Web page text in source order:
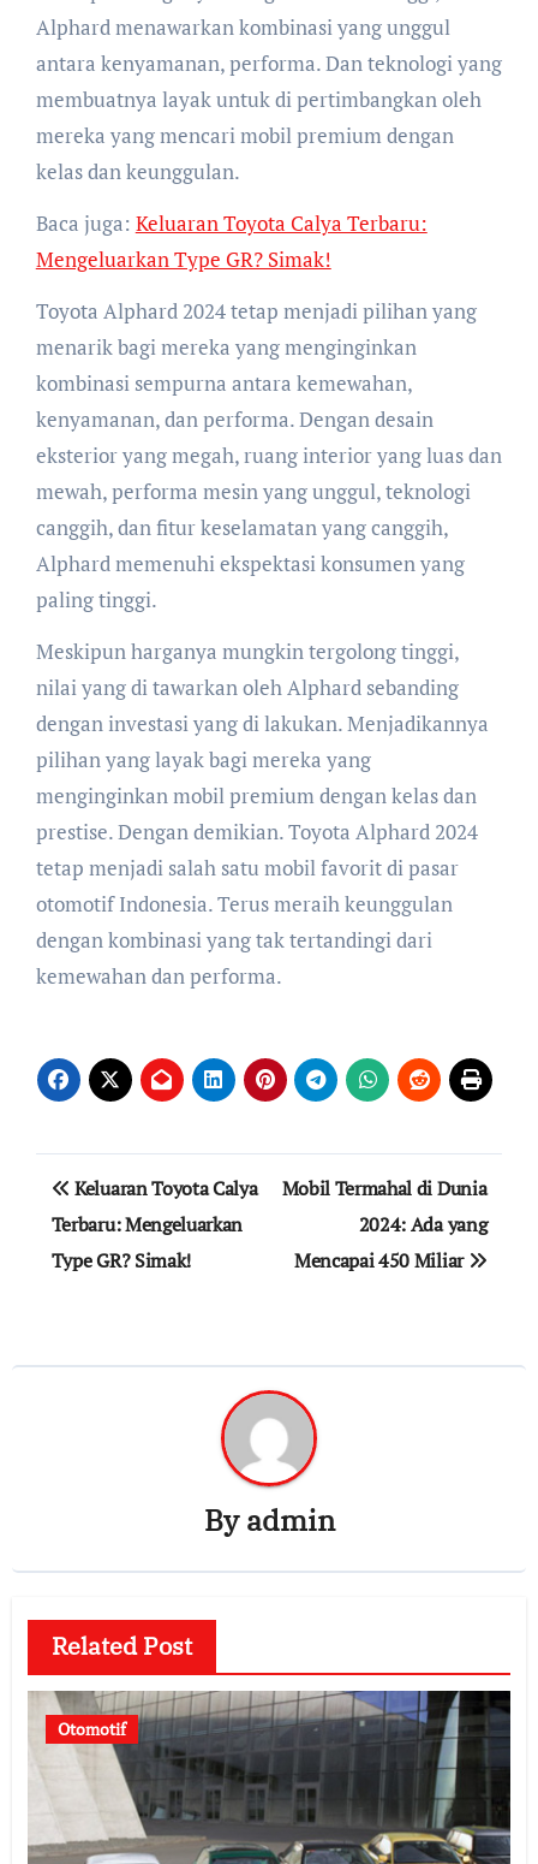
Alphard menawarkan kombinasi yang unggul
antara kenyamanan, performa. Dan teknologi yang
membuatnya layak untuk di pertimbangkan oleh
mereka yang mencari mobil premium dengan
kelas dan keunggulan.
Baca juga: Keluaran Toyota Calya Terbaru:
Mengeluarkan Type GR? Simak!
Toyota Alphard 2024 tetap menjadi pilihan yang
menarik bagi mereka yang menginginkan
kombinasi sempurna antara kemewahan,
kenyamanan, dan performa. Dengan desain
eksterior yang megah, ruang interior yang luas dan
mewah, performa mesin yang unggul, teknologi
canggih, dan fitur keselamatan yang canggih,
Alphard memenuhi ekspektasi konsumen yang
paling tinggi.
Meskipun harganya mungkin tergolong tinggi,
nilai yang di tawarkan oleh Alphard sebanding
dengan investasi yang di lakukan. Menjadikannya
pilihan yang layak bagi mereka yang
menginginkan mobil premium dengan kelas dan
prestise. Dengan demikian. Toyota Alphard 2024
tetap menjadi salah satu mobil favorit di pasar
otomotif Indonesia. Terus meraih keunggulan
dengan kombinasi yang tak tertandingi dari
kemewahan dan performa.
Navigasi
pos
Keluaran Toyota Calya
Terbaru: Mengeluarkan
Type GR? Simak!
Mobil Termahal di Dunia
2024: Ada yang
Mencapai 450 Miliar
Byadmin
Related Post
Otomotif